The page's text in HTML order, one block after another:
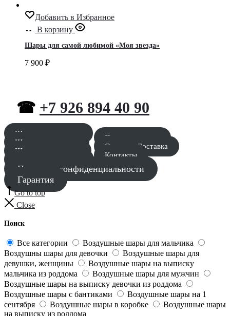
Добавить в Избранное
В корзину
Шары для самой любимой «Моя звезда»
7 900 ₽
☎ +7 926 894 40 90
Шары для мальчика
Шары для девочки
Шары для девушки
Оставить заявку
Оплата и Доставка
Контакты
Политика конфиденциальности
Гарантия
Go to top
Close
Поиск
Все категории
Воздушные шары для мальчика
Воздушны шары для девочки
Воздушные шары для
девушки, женщины
Воздушные шары на выписку
мальчика из роддома
Воздушные шары для мужчин
Воздушные шары на выписку девочки из роддома
Воздушные шары с бантиками
Воздушные шары на 1
сентября
Воздушные шары в коробке
Воздушные шары
на выписку из роддома